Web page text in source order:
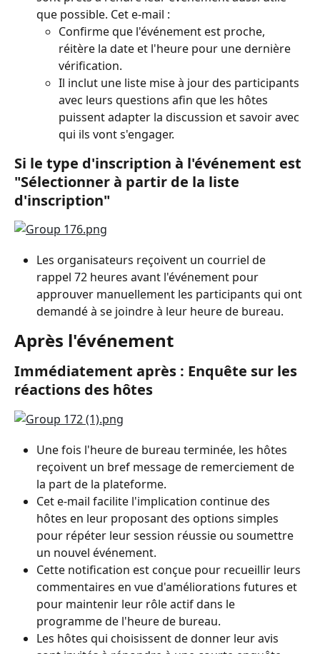
que possible. Cet e-mail :
Confirme que l'événement est proche,
réitère la date et l'heure pour une dernière
vérification.
Il inclut une liste mise à jour des participants
avec leurs questions afin que les hôtes
puissent adapter la discussion et savoir avec
qui ils vont s'engager.
Si le type d'inscription à l'événement est
"Sélectionner à partir de la liste
d'inscription"
Les organisateurs reçoivent un courriel de
rappel 72 heures avant l'événement pour
approuver manuellement les participants qui ont
demandé à se joindre à leur heure de bureau.
Après l'événement
Immédiatement après : Enquête sur les
réactions des hôtes
Une fois l'heure de bureau terminée, les hôtes
reçoivent un bref message de remerciement de
la part de la plateforme.
Cet e-mail facilite l'implication continue des
hôtes en leur proposant des options simples
pour répéter leur session réussie ou soumettre
un nouvel événement.
Cette notification est conçue pour recueillir leurs
commentaires en vue d'améliorations futures et
pour maintenir leur rôle actif dans le
programme de l'heure de bureau.
Les hôtes qui choisissent de donner leur avis